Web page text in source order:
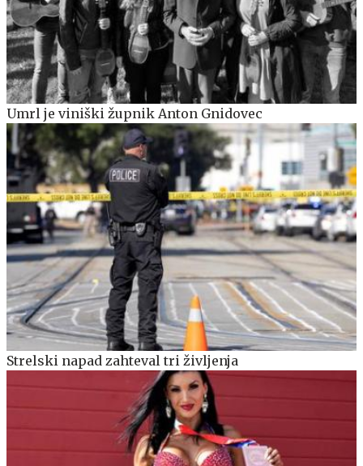
Umrl je viniški župnik Anton Gnidovec
Strelski napad zahteval tri življenja